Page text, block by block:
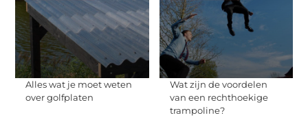
Alles wat je moet weten
over golfplaten
Wat zijn de voordelen
van een rechthoekige
trampoline?